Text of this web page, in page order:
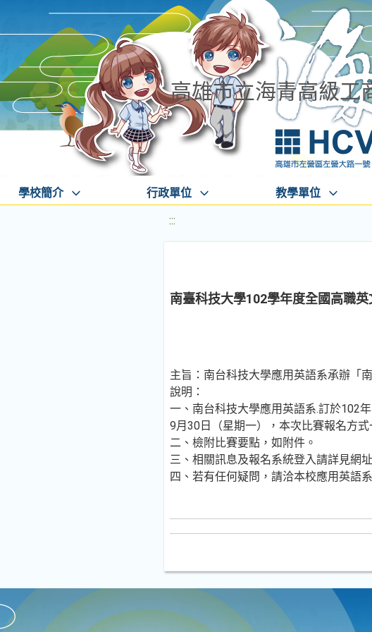
高雄市立海青高級工
學校簡介 行政單位 教學單位
:::
南臺科技大學102學年度全國高職
主旨：南台科技大學應用英語系承辦「
說明：
一、南台科技大學應用英語系.訂於102
9月30日（星期一），本次比賽報名方式
二、檢附比賽要點，如附件。
三、相關訊息及報名系統登入請詳見網址
四、若有任何疑問，請洽本校應用英語